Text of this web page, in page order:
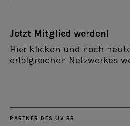
Jetzt Mitglied werden!
Hier klicken und noch
erfolgreichen Netzwerkes
PARTNER DES UV BB